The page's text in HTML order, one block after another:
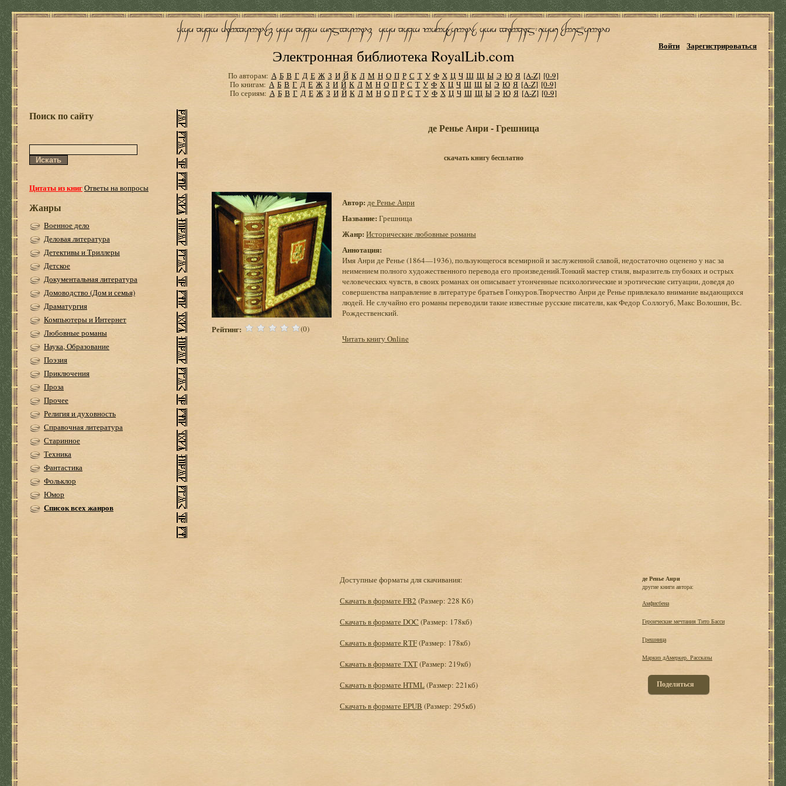
Электронная библиотека RoyalLib.com
Войти Зарегистрироваться
По авторам: А Б В Г Д Е Ж З И Й К Л М Н О П Р С Т У Ф Х Ц Ч Ш Щ Ы Э Ю Я [A-Z] [0-9]
По книгам: А Б В Г Д Е Ж З И Й К Л М Н О П Р С Т У Ф Х Ц Ч Ш Щ Ы Э Ю Я [A-Z] [0-9]
По сериям: А Б В Г Д Е Ж З И Й К Л М Н О П Р С Т У Ф Х Ц Ч Ш Щ Ы Э Ю Я [A-Z] [0-9]
Поиск по сайту
Цитаты из книгОтветы на вопросы
Жанры
Военное дело
Деловая литература
Детективы и Триллеры
Детское
Документальная литература
Домоводство (Дом и семья)
Драматургия
Компьютеры и Интернет
Любовные романы
Наука, Образование
Поэзия
Приключения
Проза
Прочее
Религия и духовность
Справочная литература
Старинное
Техника
Фантастика
Фольклор
Юмор
Список всех жанров
де Ренье Анри - Грешница
скачать книгу бесплатно
Рейтинг: (0)
Автор: де Ренье Анри
Название: Грешница
Жанр: Исторические любовные романы
Аннотация:
Имя Анри де Ренье (1864—1936), пользующегося всемирной и заслуженной славой, недостаточно оценено у нас за
неимением пол­ного художественного перевода его произведений.Тонкий мастер стиля, выразитель глубоких и острых
человече­ских чувств, в своих романах он описывает утонченные психологиче­ские и эротические ситуации, доведя до
совершенства направление в литературе братьев Гонкуров.Творчество Анри де Ренье привлекало внимание выдающихся
людей. Не случайно его романы переводили такие известные русские писатели, как Федор Соллогуб, Макс Волошин, Вс.
Рождественский.
Читать книгу Online
Доступные форматы для скачивания:
Скачать в формате FB2 (Размер: 228 Кб)
Скачать в формате DOC (Размер: 178кб)
Скачать в формате RTF(Размер: 178кб)
Скачать в формате TXT(Размер: 219кб)
Скачать в формате HTML(Размер: 221кб)
Скачать в формате EPUB (Размер: 295кб)
де Ренье Анри
другие книги автора:
Амфисбена
Героические мечтания Тито Басси
Грешница
Маркиз дАмеркер. Рассказы
Поделиться